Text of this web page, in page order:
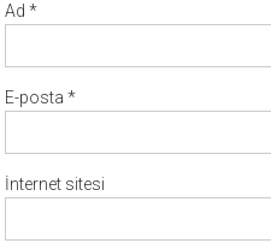
Ad*
E-posta*
İnternet sitesi